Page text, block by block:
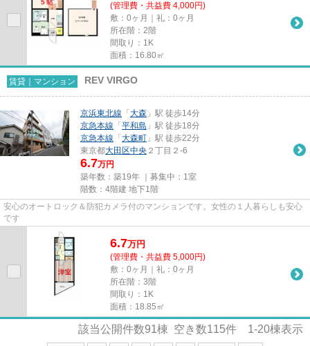
(管理費・共益費 4,000円)
敷：0ヶ月｜礼：0ヶ月
所在階：2階
間取り：1K
面積：16.80㎡
賃貸｜マンション REV VIRGO
京浜東北線 「 大森 」駅 徒歩14分
京急本線 「 平和島 」駅 徒歩18分
京急本線 「 大森町 」駅 徒歩22分
東京都大田区中央 ２丁目２-6
6.7万円
築年数：築19年 ｜募集中： 1室
階数：4階建 地下1階
安心のオートロック＆防犯カメラ付のマンションです。女性の１人暮らしも安心
です
6.7万円
(管理費・共益費 5,000円)
敷：0ヶ月｜礼：0ヶ月
所在階：3階
間取り：1K
面積：18.85㎡
該当公開件数91棟 空き数115件 1-20棟表示